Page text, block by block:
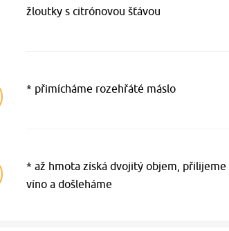
žloutky s citrónovou šťávou
* přimícháme rozehřáté máslo
* až hmota získá dvojitý objem, přilijeme
víno a došleháme